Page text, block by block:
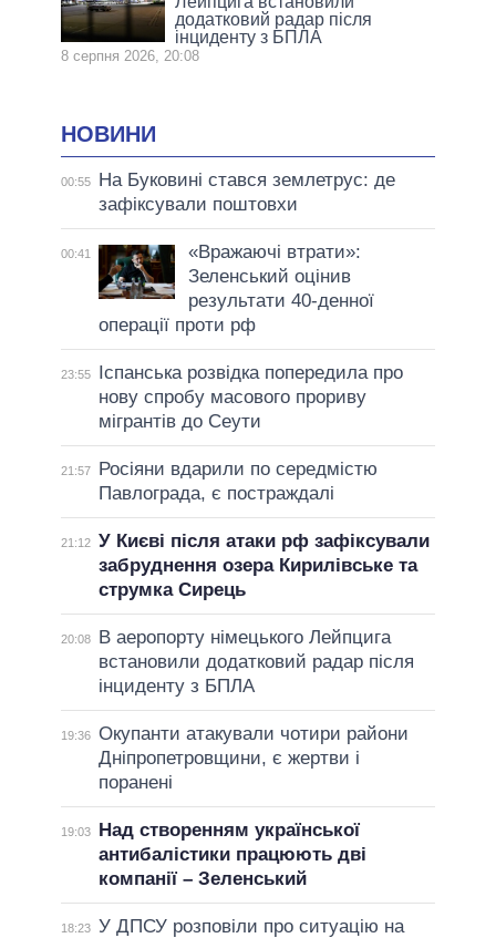
додатковий радар після
інциденту з БПЛА
8 серпня 2026, 20:08
НОВИНИ
00:55
На Буковині стався землетрус: де
зафіксували поштовхи
00:41
«Вражаючі втрати»:
Зеленський оцінив
результати 40-денної
операції проти рф
23:55
Іспанська розвідка попередила про
нову спробу масового прориву
мігрантів до Сеути
21:57
Росіяни вдарили по середмістю
Павлограда, є постраждалі
21:12 У Києві після атаки рф зафіксували
забруднення озера Кирилівське та
струмка Сирець
20:08
В аеропорту німецького Лейпцига
встановили додатковий радар після
інциденту з БПЛА
19:36 Окупанти атакували чотири райони
Дніпропетровщини, є жертви і
поранені
19:03
Над створенням української
антибалістики працюють дві
компанії – Зеленський
18:23 У ДПСУ розповіли про ситуацію на